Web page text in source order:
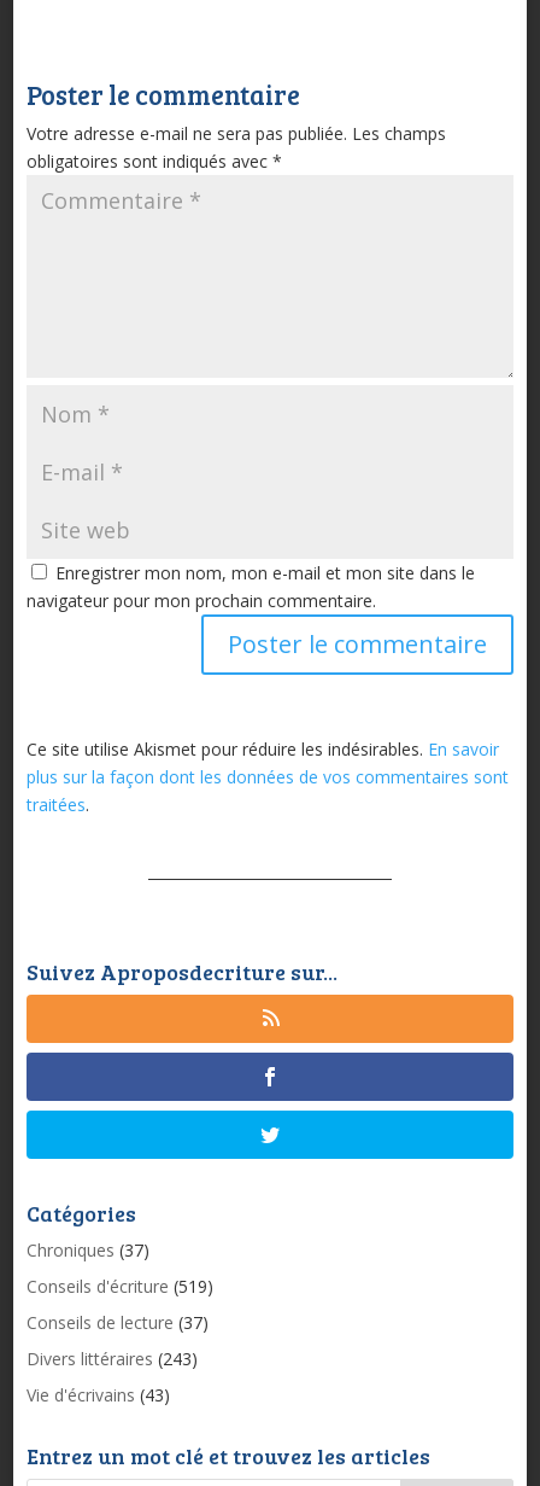
Poster le commentaire
Votre adresse e-mail ne sera pas publiée. Les champs
obligatoires sont indiqués avec *
Enregistrer mon nom, mon e-mail et mon site dans le
navigateur pour mon prochain commentaire.
Ce site utilise Akismet pour réduire les indésirables. En savoir
plus sur la façon dont les données de vos commentaires sont
traitées.
Suivez Aproposdecriture sur...
Catégories
Chroniques (37)
Conseils d'écriture (519)
Conseils de lecture (37)
Divers littéraires (243)
Vie d'écrivains (43)
Entrez un mot clé et trouvez les articles